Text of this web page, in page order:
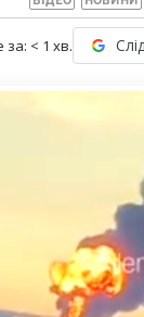
за: < 1 хв.